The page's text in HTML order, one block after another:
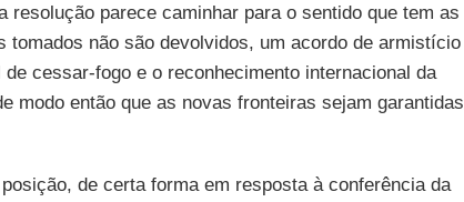
resolução parece caminhar para o sentido que tem as
tomados não são devolvidos, um acordo de armistício
cessar-fogo e o reconhecimento internacional da
modo então que as novas fronteiras sejam garantidas
de certa forma em resposta à conferência da